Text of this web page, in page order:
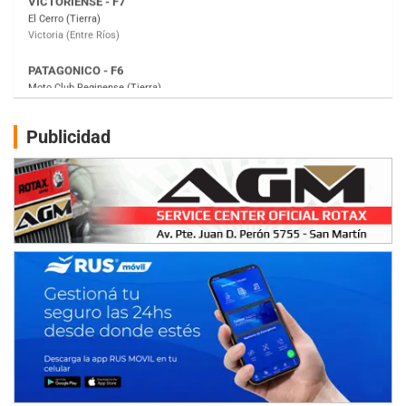
Moto Club Reginense (Tierra)
Gral. E. Godoy (Río Negro)
Juventud Unida (Tierra)
Humboldt (Santa Fe)
Ciudad de Avellaneda (Asfalto)
Avellaneda (Santa Fe)
SUR SANTAFESINO - F4
José Samuel Sánchez (Tierra)
Rufino (Santa Fe)
TUCUMANO - F5
El Timbó (Tucumán)
COBERTURA ESPECIAL DE E-KART.COM.AR
IAME SERIES ARGENTINA 6
Publicidad